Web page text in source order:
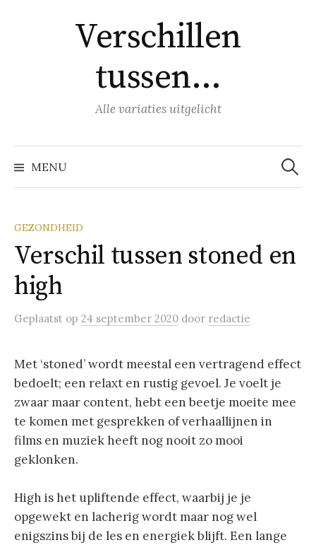
Verschillen
tussen…
Alle variaties uitgelicht
MENU
Zoeken
naar:
GEZONDHEID
Verschil tussen stoned en
high
Geplaatst op 24 september 2020 door redactie
Met ‘stoned’ wordt meestal een vertragend effect
bedoelt; een relaxt en rustig gevoel. Je voelt je
zwaar maar content, hebt een beetje moeite mee
te komen met gesprekken of verhaallijnen in
films en muziek heeft nog nooit zo mooi
geklonken.
High is het upliftende effect, waarbij je je
opgewekt en lacherig wordt maar nog wel
enigszins bij de les en energiek blijft. Een lange